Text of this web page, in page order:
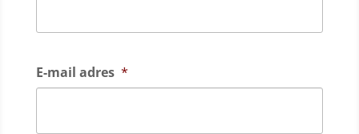
E-mail adres *